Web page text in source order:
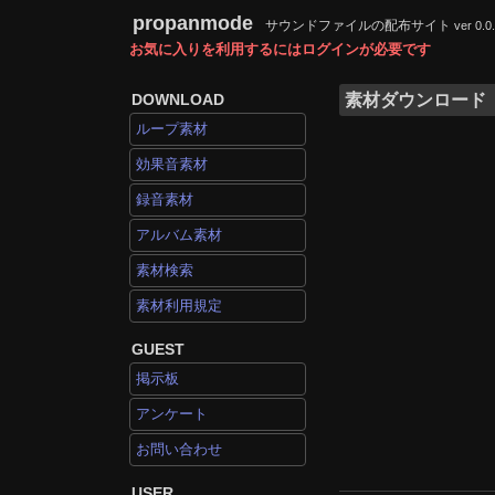
propanmode サウンドファイルの配布サイト ver
お気に入りを利用するにはログインが必要です
DOWNLOAD
ループ素材
効果音素材
録音素材
アルバム素材
素材検索
素材利用規定
GUEST
掲示板
アンケート
お問い合わせ
素材ダウンロード